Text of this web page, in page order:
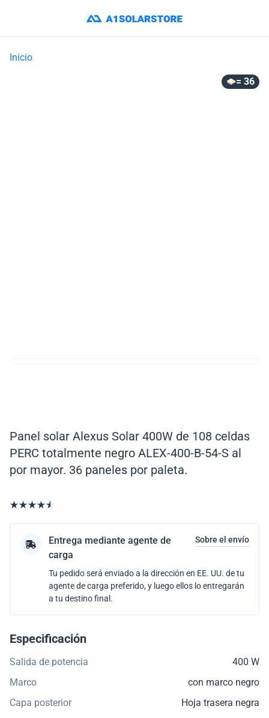
Inicio
= 36
Panel solar Alexus Solar 400W de 108 celdas
PERC totalmente negro ALEX-400-B-54-S al
por mayor. 36 paneles por paleta.
Entrega mediante agente de
carga
Sobre el envío
Tu pedido será enviado a la dirección en EE. UU. de tu
agente de carga preferido, y luego ellos lo entregarán
a tu destino final.
Especificación
Salida de potencia
400 W
Marco
con marco negro
Capa posterior
Hoja trasera negra